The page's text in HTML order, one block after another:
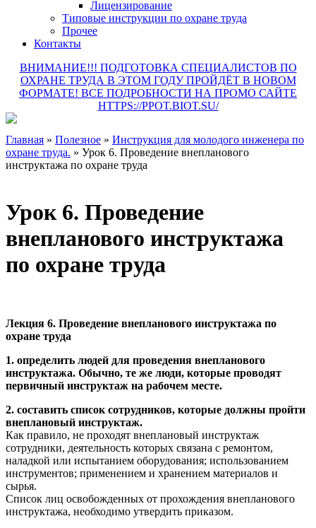
Лицензирование
Типовые инструкции по охране труда
Прочее
Контакты
ВНИМАНИЕ!!! ПОДГОТОВКА СПЕЦИАЛИСТОВ ПО
ОХРАНЕ ТРУДА В ЭТОМ ГОДУ ПРОЙДЁТ В НОВОМ
ФОРМАТЕ! ВСЕ ПОДРОБНОСТИ НА ПРОМО САЙТЕ
HTTPS://PPOT.BIOT.SU/
Главная » Полезное » Инструкция для молодого инженера по
охране труда. » Урок 6. Проведение внепланового
инструктажа по охране труда
Урок 6. Проведение
внепланового инструктажа
по охране труда
Лекция 6. Проведение внепланового инструктажа по
охране труда
1. определить людей для проведения внепланового
инструктажа. Обычно, те же люди, которые проводят
первичный инструктаж на рабочем месте.
2. составить список сотрудников, которые должны пройти
внеплановый инструктаж.
Как правило, не проходят внеплановый инструктаж
сотрудники, деятельность которых связана с ремонтом,
наладкой или испытанием оборудования; использованием
инструментов; применением и хранением материалов и
сырья.
Список лиц освобожденных от прохождения внепланового
инструктажа, необходимо утвердить приказом.